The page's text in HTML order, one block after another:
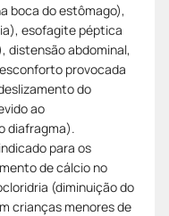
boca do estômago),
esofagite péptica
distensão abdominal,
provocada
do
ao
diafragma).
para os
de cálcio no
(diminuição do
crianças menores de